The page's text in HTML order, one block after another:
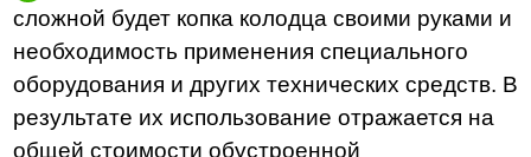
сложной будет копка колодца своими руками и
необходимость применения специального
оборудования и других технических средств. В
результате их использование отражается на
общей стоимости обустроенной